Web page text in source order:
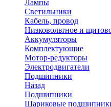
Лампы
Светильники
Кабель, провод
Низковольтное и
Аккумуляторы
Комплектующие
Мотор-редукторы
Электродвигатели
Подшипники
Назад
Подшипники
Шариковые